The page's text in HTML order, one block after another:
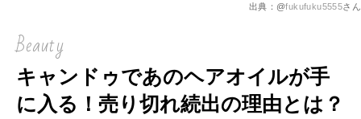
出典：@fukufuku5555さん
Beauty
キャンドゥであのヘアオイルが手
に入る！売り切れ続出の理由とは？